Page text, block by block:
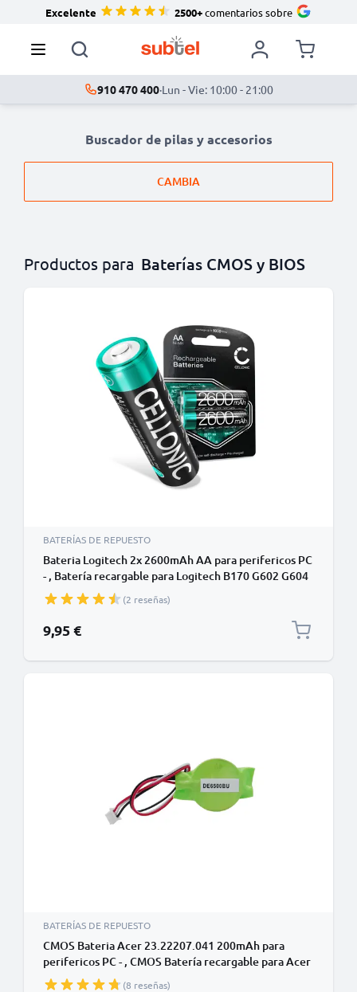
Excelente 2500+comentarios sobre
910 470 400·Lun - Vie: 10:00 - 21:00
Buscador de pilas y accesorios
CAMBIA
Productos para Baterías CMOS y BIOS
BATERÍAS DE REPUESTO
Bateria Logitech 2x 2600mAh AA para perifericos PC
- , Batería recargable para Logitech B170 G602 G604
G700s M185 M220 M235 M325 M330 M350 M510
M525 M535 M585 M590 M705 M720 Triathlon
Wireless Mouse M705 G700s
(2 reseñas)
9,95 €
BATERÍAS DE REPUESTO
CMOS Bateria Acer 23.22207.041 200mAh para
perifericos PC - , CMOS Batería recargable para Acer
Aspire 4310 / 4920 / Latitude E4300 / E5400
(8 reseñas)